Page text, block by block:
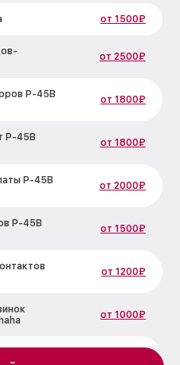
от 1500₽
от 2500₽
P-45B
от 1800₽
P-45B
от 1800₽
P-45B
от 2000₽
P-45B
от 1500₽
от 1200₽
от 1000₽